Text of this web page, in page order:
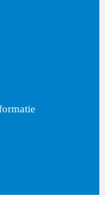
Linkedin
via Instagram